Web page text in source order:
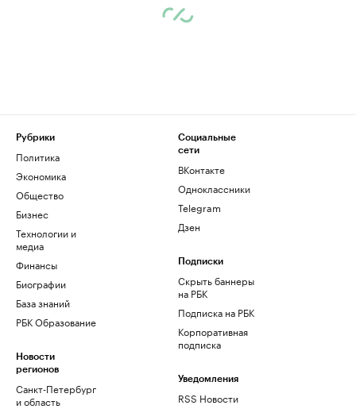
Рубрики
Политика
Экономика
Общество
Бизнес
Технологии и
медиа
Финансы
Биографии
База знаний
РБК Образование
Новости
регионов
Санкт-Петербург
и область
Социальные
сети
ВКонтакте
Одноклассники
Telegram
Дзен
Подписки
Скрыть баннеры
на РБК
Подписка на РБК
Корпоративная
подписка
Уведомления
RSS Новости